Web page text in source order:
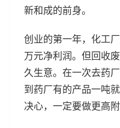
新和成的前身。
创业的第一年，化工
万元净利润。但回收
久生意。在一次去药
到药厂有的产品一吨
决心，一定要做更高附